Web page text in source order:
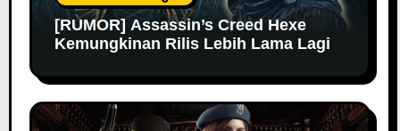
[RUMOR] Assassin’s Creed Hexe
Kemungkinan Rilis Lebih Lama Lagi